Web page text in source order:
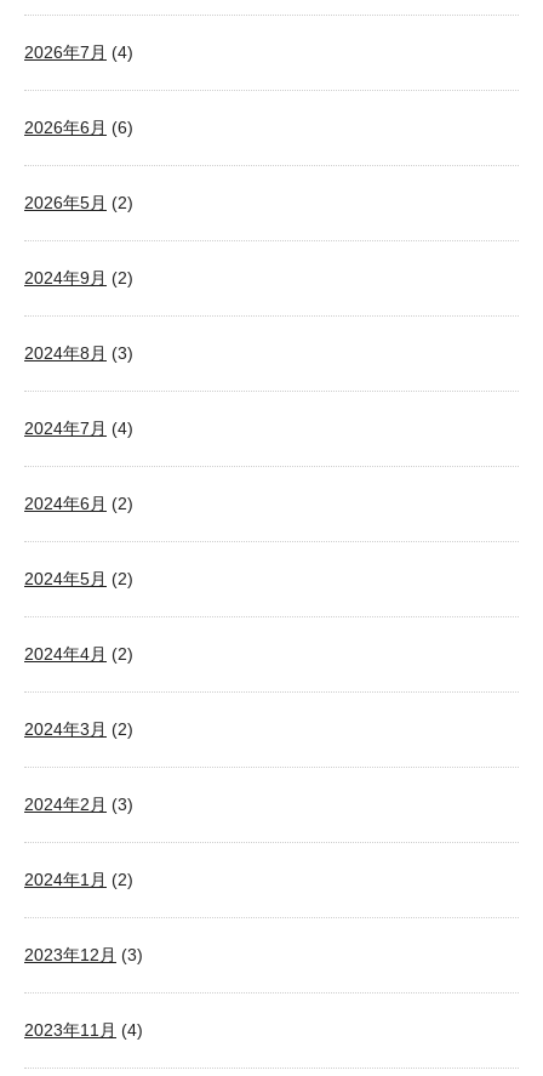
2026年7月 (4)
2026年6月 (6)
2026年5月 (2)
2024年9月 (2)
2024年8月 (3)
2024年7月 (4)
2024年6月 (2)
2024年5月 (2)
2024年4月 (2)
2024年3月 (2)
2024年2月 (3)
2024年1月 (2)
2023年12月 (3)
2023年11月 (4)